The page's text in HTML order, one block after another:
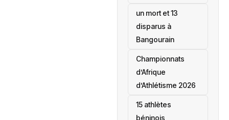
un mort et 13
disparus à
Bangourain
‎Championnats
d’Afrique
d’Athlétisme 2026
15 athlètes
béninois